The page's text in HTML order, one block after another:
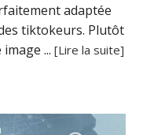
adaptée
tiktokeurs. Plutôt
image ...[Lire la suite]